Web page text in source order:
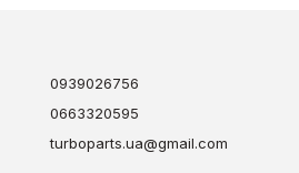
0939026756
0663320595
turboparts.ua@gmail.com